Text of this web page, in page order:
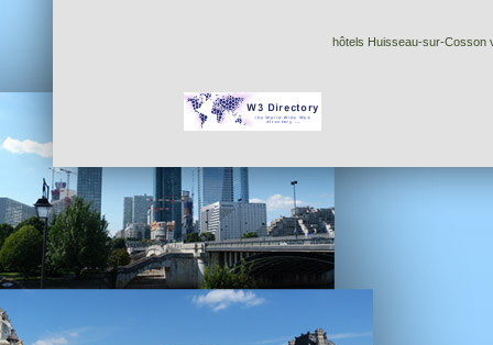
hôtels Huisseau-sur-Cosson